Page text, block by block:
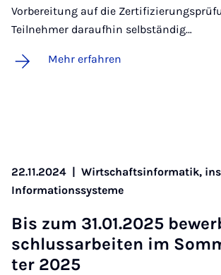
Vorbereitung auf die
Teilnehmer daraufhin selbständig…
Mehr erfahren
22.11.2024 | Wirtschaftsinformatik,
Informationssysteme
Bis zum 31.01.2025
schluss­a­r­bei­ten im
ter 2025